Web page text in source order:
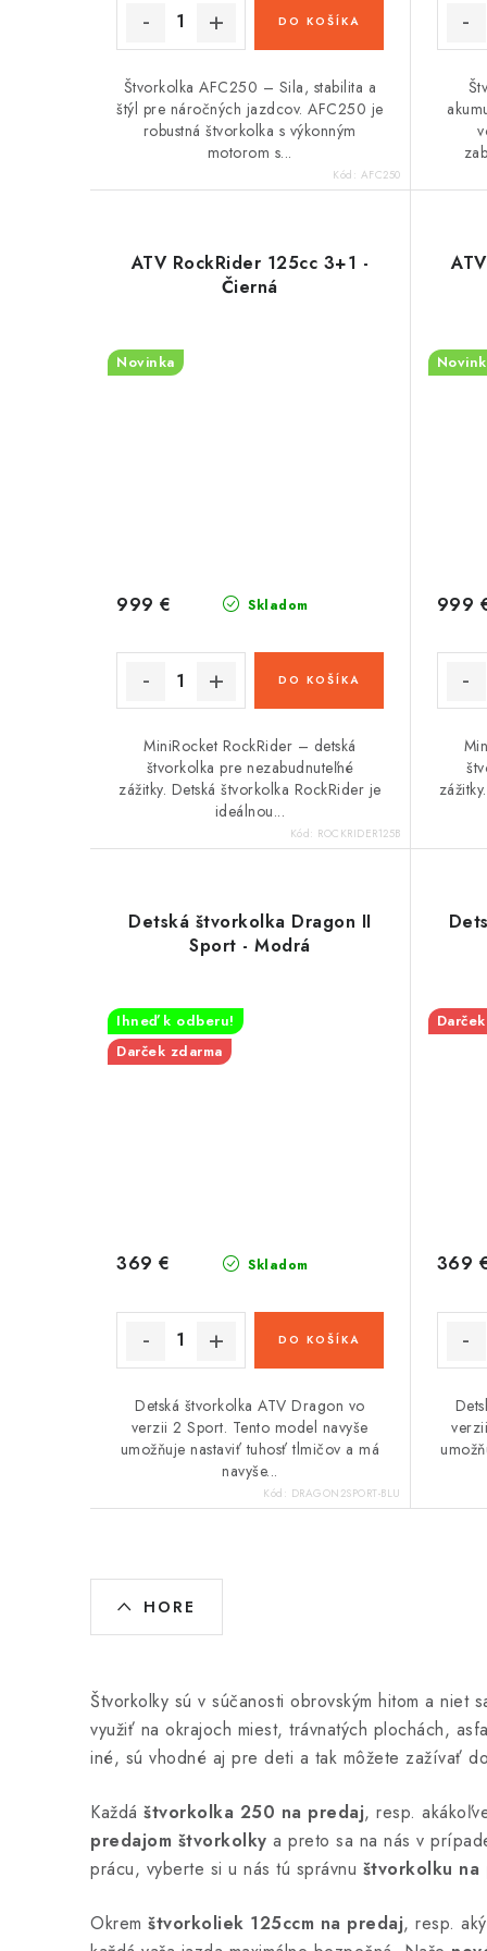
DO KOŠÍKA
Štvorkolka AFC250 – Sila, stabilita a
štýl pre náročných jazdcov. AFC250 je
robustná štvorkolka s výkonným
motorom s...
Kód: AFC250
ATV RockRider 125cc 3+1 -
Čierná
Novinka
Skladom
999 €
DO KOŠÍKA
MiniRocket RockRider – detská
štvorkolka pre nezabudnuteľné
zážitky. Detská štvorkolka RockRider je
ideálnou...
Kód: ROCKRIDER125B
999
Detská štvorkolka Dragon II
Sport - Modrá
Ihneď k odberu!
Darček zdarma
Skladom
369 €
DO KOŠÍKA
Detská štvorkolka ATV Dragon vo
verzii 2 Sport. Tento model navyše
umožňuje nastaviť tuhosť tlmičov a má
navyše...
Kód: DRAGON2SPORT-BLU
369
O
v
á
d
a
c
i
e
p
HORE
Štvorkolky sú v súčanosti obrovským hitom a niet
využiť na okrajoch miest, trávnatých plochách,
iné, sú vhodné aj pre deti a tak môžete zažívať
Každá štvorkolka 250 na predaj, resp.
predajom štvorkolky a preto sa na nás v
prácu, vyberte si u nás tú správnu štvorkolku na
Okrem štvorkoliek 125ccm na predaj, resp.